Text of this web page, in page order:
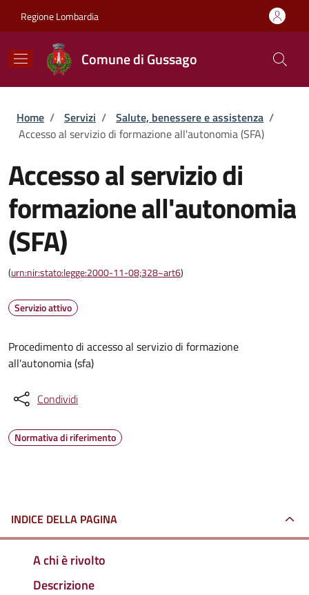
Regione Lombardia
Comune di Gussago
Briciole di pane
Home / Servizi / Salute, benessere e assistenza /
Accesso al servizio di formazione all'autonomia (SFA)
Accesso al servizio di
formazione all'autonomia
(SFA)
(urn:nir:stato:legge:2000-11-08;328~art6)
Servizio attivo
Procedimento di accesso al servizio di formazione
all'autonomia (sfa)
Condividi
Normativa di riferimento
INDICE DELLA PAGINA
A chi è rivolto
Descrizione